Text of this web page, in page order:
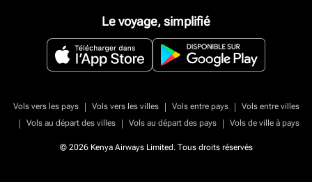
Le voyage, simplifié
Vols vers les pays | Vols vers les villes | Vols entre pays |
Vols entre villes
|
Vols au départ des villes | Vols au départ des pays | Vols de ville à pays
© 2026 Kenya Airways Limited. Tous droits réservés